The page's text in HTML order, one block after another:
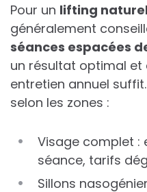
Pour un lifting
généralement
séances espacées
un résultat optimal et
entretien annuel
selon les zones :
Visage complet :
séance, tarifs
Sillons